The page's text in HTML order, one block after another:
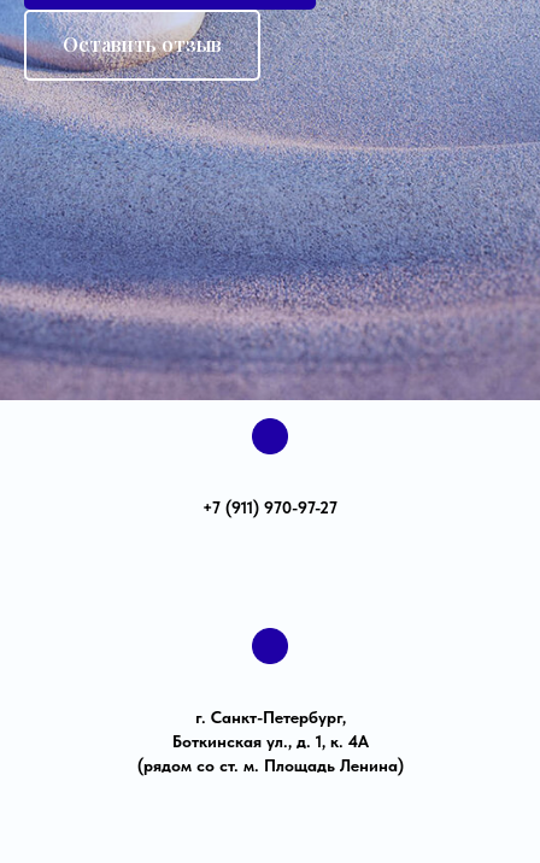
Оставить отзыв
+7 (911) 970-97-27
г. Санкт-Петербург,
Боткинская ул., д. 1, к. 4А
(рядом со ст. м. Площадь Ленина)